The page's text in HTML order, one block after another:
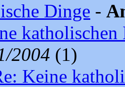
Dinge -
2004 (1)
Keine